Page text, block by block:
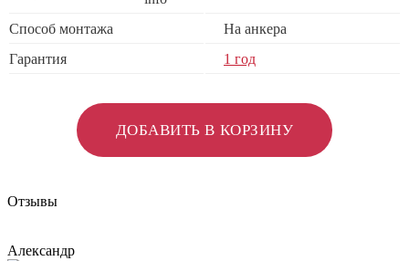
Способ монтажа
На анкера
Гарантия
1 год
ДОБАВИТЬ В КОРЗИНУ
Отзывы
Александр